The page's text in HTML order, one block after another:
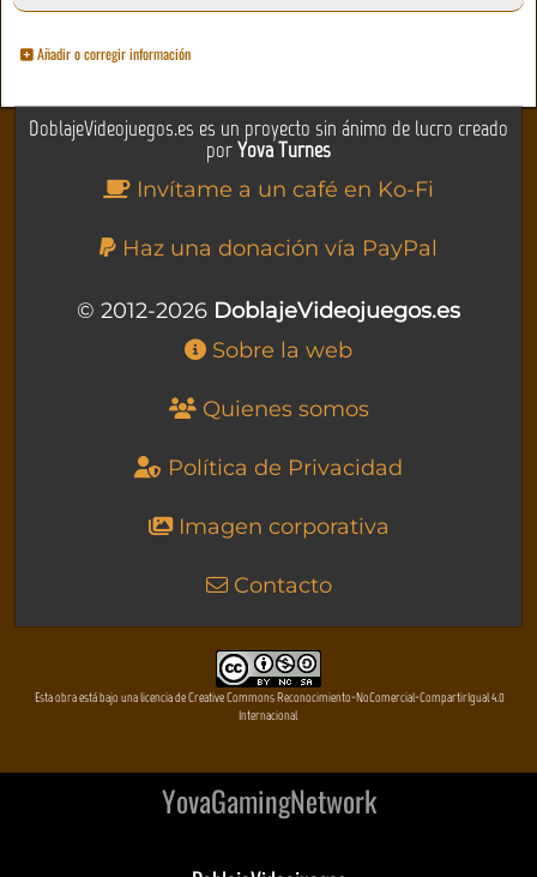
Añadir o corregir información
DoblajeVideojuegos.es es un proyecto sin ánimo de lucro creado
porYova Turnes
Invítame a un café en Ko-Fi
Haz una donación vía PayPal
© 2012-2026 DoblajeVideojuegos.es
Sobre la web
Quienes somos
Política de Privacidad
Imagen corporativa
Contacto
Esta obra está bajo una licencia de Creative Commons Reconocimiento-NoComercial-CompartirIgual 4.0
Internacional
YovaGamingNetwork